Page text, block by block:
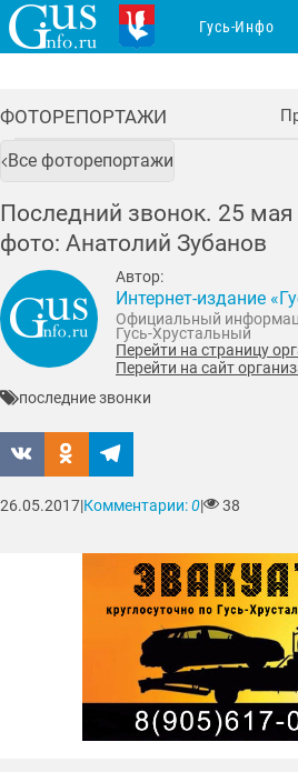
ФОТОРЕПОРТАЖИ
Все фоторепортажи
Последний звонок. 25 мая
фото: Анатолий Зубанов
Автор:
Интернет-издание
Официальный
Гусь-Хрустальный
Перейти на страницу
Перейти на сайт
последние звонки
26.05.2017|Комментарии:0| 38
Гусь-Инфо